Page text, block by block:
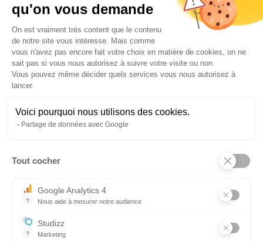
qu'on vous demande
Plateforme de Gestion du
On est vraiment très content que le contenu
de notre site vous intéresse. Mais comme
vous n'avez pas encore fait votre choix en matière de cookies, on ne
sait pas si vous nous autorisez à suivre votre visite ou non.
Vous pouvez même décider quels services vous nous autorisez à
lancer.
Voici pourquoi nous utilisons des cookies.
Partage de données avec Google
Tout cocher
?
Google Analytics 4
Nous aide à mesurer notre audience
?
Studizz
Marketing
Être apte médicalement à la conduite des engins de
Pour un recyclage être titulaire du CACES® R489 Catégorie 3
VOIR LA FORMATION
TITRE PROFESSIONNEL TECHNICIEN EN
LOGISTIQUE D'ENTREPOSAGE (TLE)
Taux de réussite aux examens Session 2025 : 77.78 %
DURÉE DE LA FORMATION
9 À 18 MOIS
LIEUX DE FORMATIONS
Vatry